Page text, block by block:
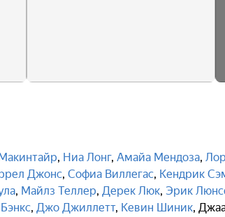
, Ниа Лонг, Амайа Мендоза,
Джонс, Софиа Виллегас, Кендрик
, Майлз Теллер, Дерек Люк, Эрик
, Джо Джиллетт, Кевин Шиник,